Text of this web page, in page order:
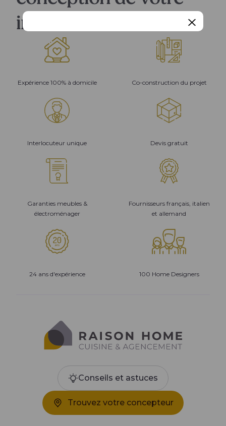
intérieur
Expérience 100% à domicile Co-construction du projet
Interlocuteur unique Devis gratuit
Garanties meubles &
électroménager
Fournisseurs français, italien
et allemand
24 ans d'expérience 100 Home Designers
Conseils et astuces
Trouvez votre concepteur